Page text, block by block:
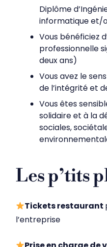
Diplôme
informatique et/
Vous bénéficiez
professionnelle
deux ans)
Vous avez le
de l’intégrité et
Vous êtes
solidaire et à la
sociales,
Les p’tits
Tickets restaurant
l’entreprise